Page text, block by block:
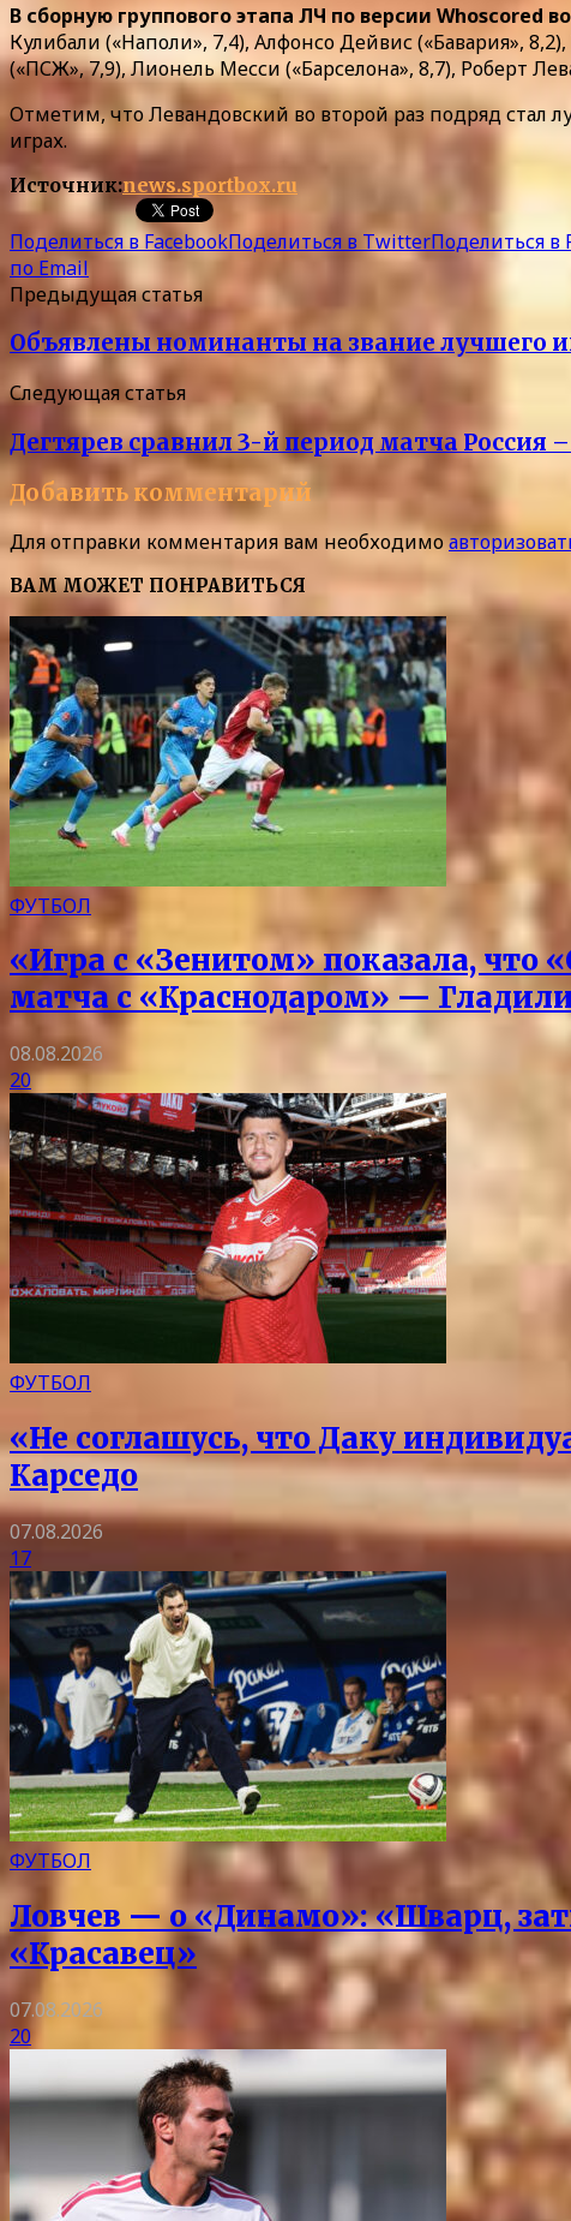
В сборную группового этапа ЛЧ по версии Whoscored
Кулибали («Наполи», 7,4), Алфонсо Дейвис («Бавария»,
(«ПСЖ», 7,9), Лионель Месси («Барселона», 8,7), Роберт
Отметим, что Левандовский во второй раз подряд стал
играх.
Источник:news.sportbox.ru
Поделиться в FacebookПоделиться в TwitterПоделиться в
по Email
Предыдущая статья
Объявлены номинанты на звание лучшего
Следующая статья
Дегтярев сравнил 3-й период матча Россия
Добавить комментарий
Для отправки комментария вам необходимо
ВАМ МОЖЕТ ПОНРАВИТЬСЯ
ФУТБОЛ
«Игра с «Зенитом» показала, что
матча с «Краснодаром» —
08.08.2026
20
ФУТБОЛ
«Не соглашусь, что Даку
Карседо
07.08.2026
17
ФУТБОЛ
Ловчев — о «Динамо»: «Шварц,
«Красавец»
07.08.2026
20